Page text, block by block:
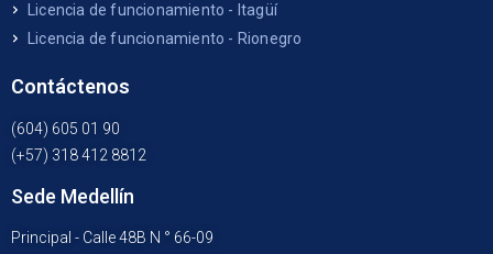
Licencia de funcionamiento - Itagüí
Licencia de funcionamiento - Rionegro
Contáctenos
(604) 605 01 90
(+57) 318 412 8812
Sede Medellín
Principal - Calle 48B N ° 66-09